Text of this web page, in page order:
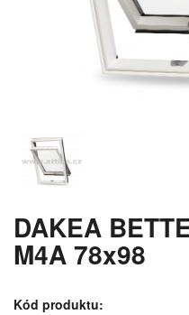
DAKEA
M4A 78x98
Kód produktu: